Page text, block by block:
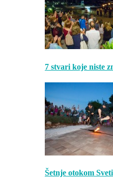
7 stvari koje niste
Šetnje otokom